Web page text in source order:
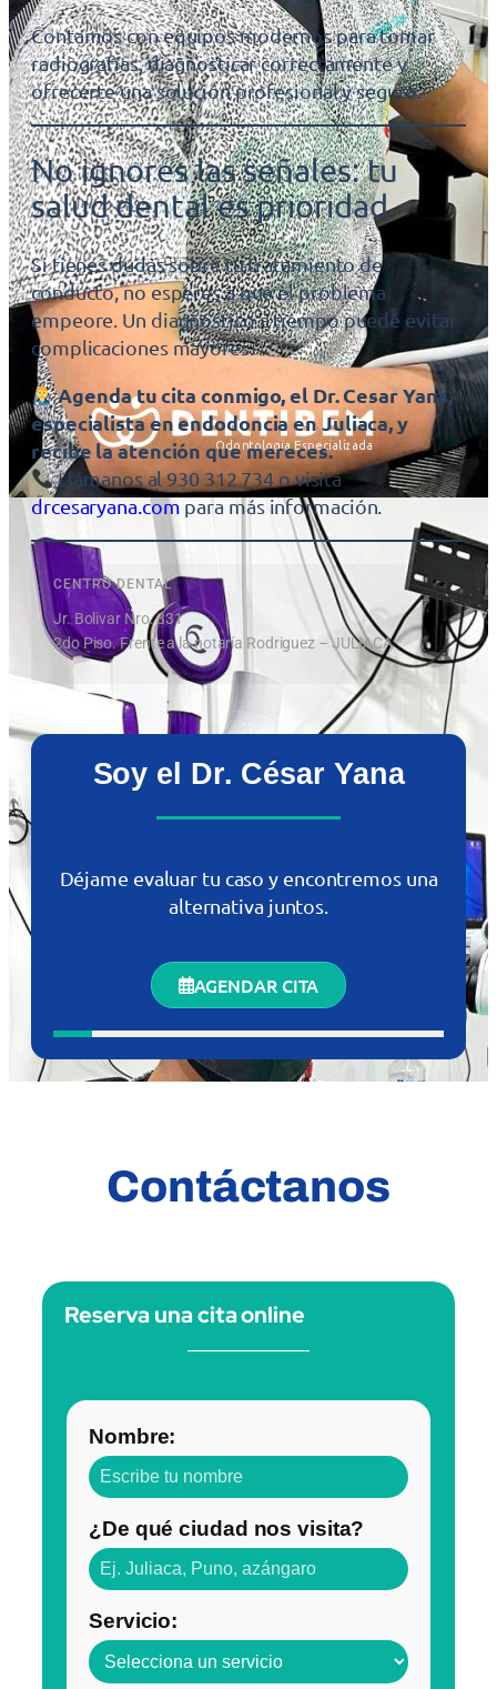
Contamos con equipos modernos para tomar
radiografías, diagnosticar correctamente y
ofrecerte una solución profesional y segura.
No ignores las señales: tu
salud dental es prioridad
Si tienes dudas sobre tu tratamiento de
conducto, no esperes a que el problema
empeore. Un diagnóstico a tiempo puede evitar
complicaciones mayores.
Agenda tu cita conmigo, el Dr. Cesar Yana,
especialista en endodoncia en Juliaca, y
recibe la atención que mereces.
Llámanos al 930 312 734 o visita
drcesaryana.com para más información.
CENTRO DENTAL
Jr. Bolivar Nro. 331
2do Piso. Frente a la notaría Rodriguez – JULIACA
Soy el Dr. César Yana
Déjame evaluar tu caso y encontremos una
alternativa juntos.
AGENDAR CITA
Contáctanos
Reserva una cita online
Nombre:
¿De qué ciudad nos visita?
Servicio: